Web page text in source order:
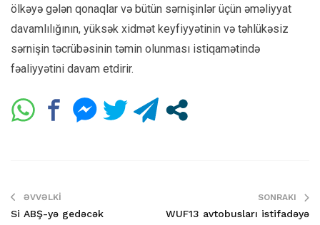
ölkəyə gələn qonaqlar və bütün sərnişinlər üçün əməliyyat
davamlılığının, yüksək xidmət keyfiyyətinin və təhlükəsiz
sərnişin təcrübəsinin təmin olunması istiqamətində
fəaliyyətini davam etdirir.
ƏVVƏLKI
Si ABŞ-yə gedəcək
SONRAKI
WUF13 avtobusları istifadəyə